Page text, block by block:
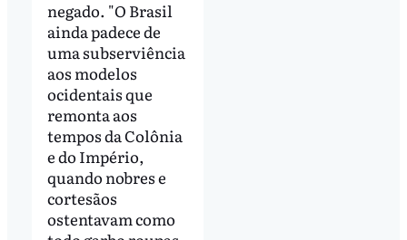
negado. "O Brasil
ainda padece de
uma subserviência
aos modelos
ocidentais que
remonta aos
tempos da Colônia
e do Império,
quando nobres e
cortesãos
ostentavam como